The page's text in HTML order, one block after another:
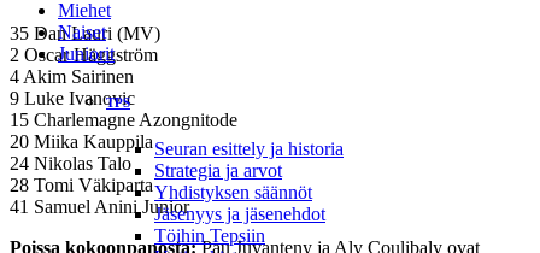
Miehet
Naiset
Juniorit
TPS
Seuran esittely ja historia
Strategia ja arvot
Yhdistyksen säännöt
Jäsenyys ja jäsenehdot
Töihin Tepsiin
35 Dan Lauri (MV)
2 Oscar Häggström
4 Akim Sairinen
9 Luke Ivanovic
15 Charlemagne Azongnitode
20 Miika Kauppila
24 Nikolas Talo
28 Tomi Väkiparta
41 Samuel Anini Junior
Poissa kokoonpanosta:Pau Juvanteny ja Aly Coulibaly ovat